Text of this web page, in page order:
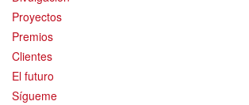
Proyectos
Premios
Clientes
El futuro
Sígueme